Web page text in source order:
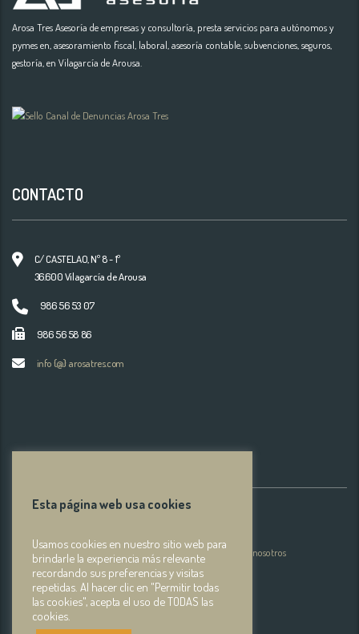
Arosa Tres Asesoría de empresas y consultoría, presta servicios para autónomos y
pymes en, asesoramiento fiscal, laboral, asesoría contable, subvenciones, seguros,
gestoría, en Vilagarcía de Arousa.
CONTACTO
C/ CASTELAO, Nº 8 - 1º
36.600 Vilagarcía de Arousa
986 56 53 07
986 56 58 86
info {@} arosatres.com
Política de Privacidad Contacta con nosotros
Como llegar
Esta página web usa cookies
Usamos cookies en nuestro sitio web para
brindarle la experiencia más relevante
recordando sus preferencias y visitas
repetidas. Al hacer clic en "Permitir todas
las cookies", acepta el uso de TODAS las
cookies.